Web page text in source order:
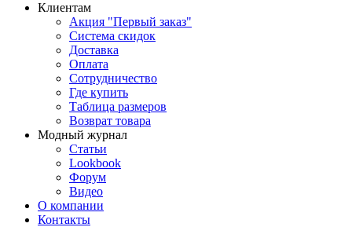
Клиентам
Акция "Первый заказ"
Система скидок
Доставка
Оплата
Сотрудничество
Где купить
Таблица размеров
Возврат товара
Модный журнал
Статьи
Lookbook
Форум
Видео
О компании
Контакты